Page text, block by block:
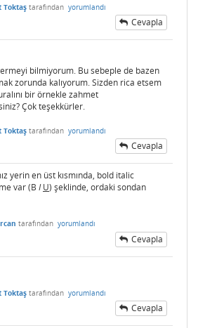
Toktaş tarafından yorumlandı
Cevapla
bilmiyorum. Bu sebeple de bazen
zorunda kalıyorum. Sizden rica etsem
bir örnekle zahmet
Çok teşekkürler.
Toktaş tarafından yorumlandı
Cevapla
yerin en üst kısmında, bold italic
var (B IU) şeklinde, ordaki sondan
tarafından yorumlandı
Cevapla
Toktaş tarafından yorumlandı
Cevapla